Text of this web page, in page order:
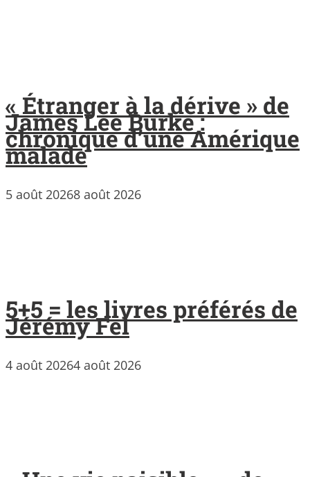
« Étranger à la dérive » de
James Lee Burke :
chronique d’une Amérique
malade
5 août 20268 août 2026
5+5 = les livres préférés de
Jérémy Fel
4 août 20264 août 2026